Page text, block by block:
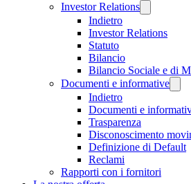
Investor Relations
Indietro
Investor Relations
Statuto
Bilancio
Bilancio Sociale e di
Documenti e informative
Indietro
Documenti e
Trasparenza
Disconoscimento
Definizione di Default
Reclami
Rapporti con i fornitori